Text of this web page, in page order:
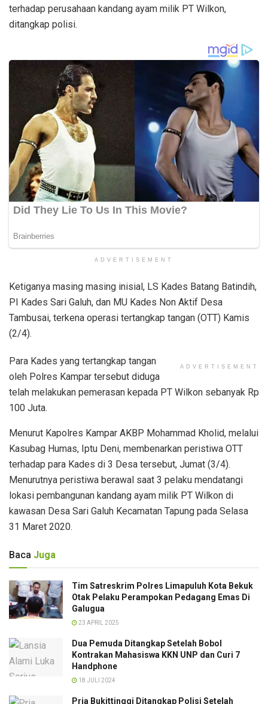
terhadap perusahaan kandang ayam milik PT Wilkon,
ditangkap polisi.
ADVERTISEMENT
Ketiganya masing masing inisial, LS Kades Batang Batindih,
PI Kades Sari Galuh, dan MU Kades Non Aktif Desa
Tambusai, terkena operasi tertangkap tangan (OTT) Kamis
(2/4).
ADVERTISEMENT
Para Kades yang tertangkap tangan
oleh Polres Kampar tersebut diduga
telah melakukan pemerasan kepada PT Wilkon sebanyak Rp
100 Juta.
Menurut Kapolres Kampar AKBP Mohammad Kholid, melalui
Kasubag Humas, Iptu Deni, membenarkan peristiwa OTT
terhadap para Kades di 3 Desa tersebut, Jumat (3/4).
Menurutnya peristiwa berawal saat 3 pelaku mendatangi
lokasi pembangunan kandang ayam milik PT Wilkon di
kawasan Desa Sari Galuh Kecamatan Tapung pada Selasa
31 Maret 2020.
Baca Juga
Tim Satreskrim Polres Limapuluh Kota Bekuk
Otak Pelaku Perampokan Pedagang Emas Di
Galugua
23 APRIL 2025
Dua Pemuda Ditangkap Setelah Bobol
Kontrakan Mahasiswa KKN UNP dan Curi 7
Handphone
18 JULI 2024
Pria Bukittinggi Ditangkap Polisi Setelah